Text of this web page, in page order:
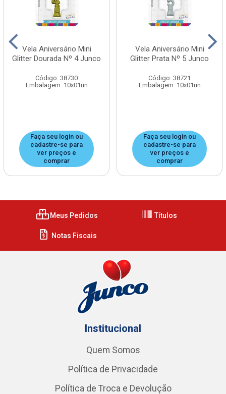
Vela Aniversário Mini
Glitter Dourada Nº 4 Junco
Código: 38730
Embalagem: 10x01un
Faça seu login ou
cadastre-se para
ver preços e
comprar
Vela Aniversário Mini
Glitter Prata Nº 5 Junco
Código: 38721
Embalagem: 10x01un
Faça seu login ou
cadastre-se para
ver preços e
comprar
Meus Pedidos Títulos
Notas Fiscais
Institucional
Quem Somos
Política de Privacidade
Política de Troca e Devolução